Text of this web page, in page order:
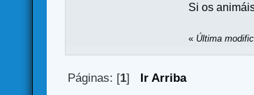
Si os
« Última
Páginas: [1] Ir Arriba